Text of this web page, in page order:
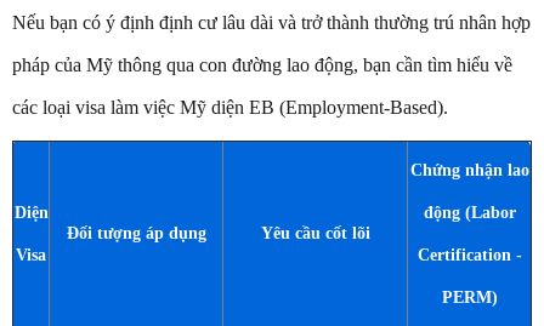
Nếu bạn có ý định định cư lâu dài và trở thành thường trú nhân hợp
pháp của Mỹ thông qua con đường lao động, bạn cần tìm hiểu về
các loại visa làm việc Mỹ diện EB (Employment-Based).
Diện
Visa
Đối tượng áp dụng Yêu cầu cốt lõi
Chứng nhận lao
động (Labor
Certification -
PERM)